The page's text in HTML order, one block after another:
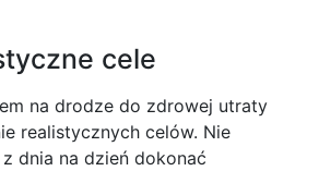
cele
na drodze do zdrowej utraty
realistycznych celów. Nie
dnia na dzień dokonać